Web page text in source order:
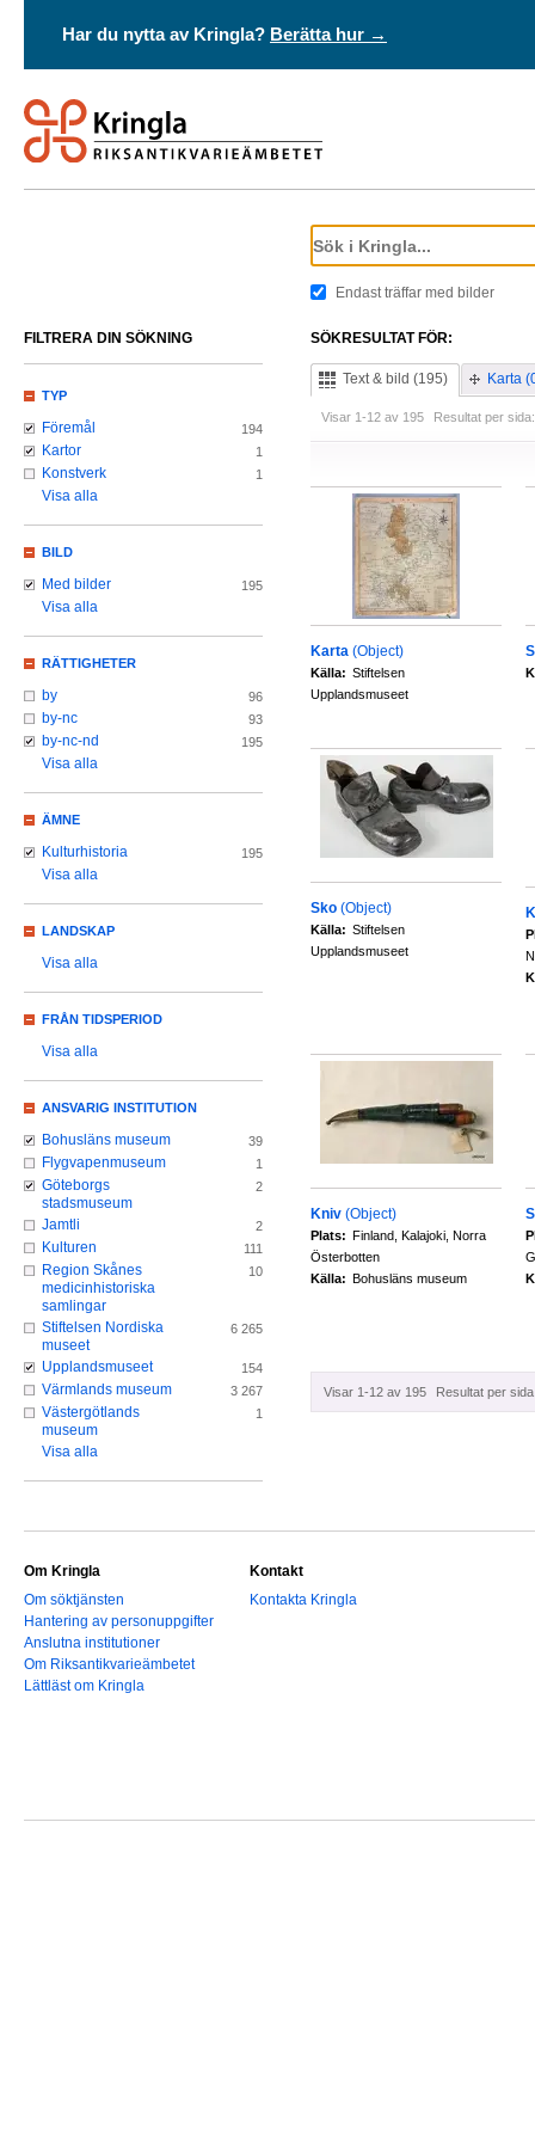
Har du nytta av Kringla? Berätta hur →
Endast träffar med bilder
SÖKRESULTAT FÖR:
Text & bild (195) Karta
Visar 1-12 av 195 Resultat per sida:
Karta (Object)
Källa: Stiftelsen
Upplandsmuseet
Sko (Object)
Källa: Stiftelsen
Upplandsmuseet
Kniv (Object)
Plats: Finland, Kalajoki, Norra
Österbotten
Källa: Bohusläns museum
Visar 1-12 av 195 Resultat per
FILTRERA DIN SÖKNING
TYP
Föremål 194
Kartor 1
Konstverk 1
Visa alla
BILD
Med bilder 195
Visa alla
RÄTTIGHETER
by 96
by-nc 93
by-nc-nd 195
Visa alla
ÄMNE
Kulturhistoria 195
Visa alla
LANDSKAP
Visa alla
FRÅN TIDSPERIOD
Visa alla
ANSVARIG INSTITUTION
Bohusläns museum 39
Flygvapenmuseum 1
Göteborgs
stadsmuseum
2
Jamtli 2
Kulturen 111
Region Skånes
medicinhistoriska
samlingar
10
Stiftelsen Nordiska
museet
6 265
Upplandsmuseet 154
Värmlands museum 3 267
Västergötlands
museum
1
Visa alla
Om Kringla
Om söktjänsten
Hantering av personuppgifter
Anslutna institutioner
Om Riksantikvarieämbetet
Lättläst om Kringla
Kontakt
Kontakta Kringla